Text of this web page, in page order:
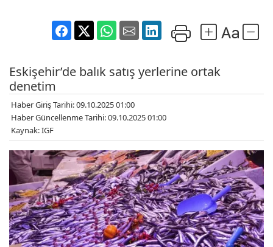
Eskişehir’de balık satış yerlerine ortak
denetim
Haber Giriş Tarihi: 09.10.2025 01:00
Haber Güncellenme Tarihi: 09.10.2025 01:00
Kaynak: IGF